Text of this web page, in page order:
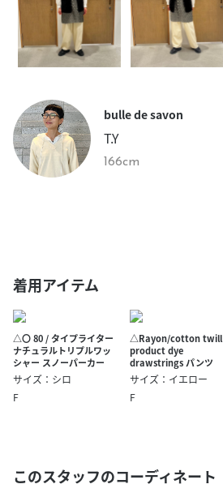
bulle de savon
T.Y
166cm
着用アイテム
△〇 80 / タイプライター
ナチュラルトリプルワッ
シャー スノーパーカー
サイズ：シロ
F
△Rayon/cotton twill
product dye
drawstrings パンツ
サイズ：イエロー
F
このスタッフのコーディネート